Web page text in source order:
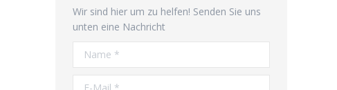
Wir sind hier um zu helfen! Senden Sie uns
unten eine Nachricht
Name *
E-Mail *